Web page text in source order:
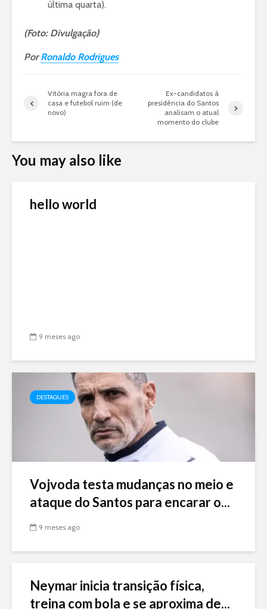
última quarta).
(Foto: Divulgação)
PorRonaldo Rodrigues
Vitória magra fora de
casa e futebol ruim (de
novo)
Ex-candidatos à
presidência do Santos
analisam o atual
momento do clube
You may also like
hello world
9 meses ago
DESTAQUES
Vojvoda testa mudanças no meio e
ataque do Santos para encarar o...
9 meses ago
Neymar inicia transição física,
treina com bola e se aproxima de...